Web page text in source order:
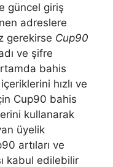
güncel giriş
adreslere
gerekirse Cup90
ve şifre
bahis
hızlı ve
Cup90 bahis
kullanarak
üyelik
artıları ve
kabul edilebilir